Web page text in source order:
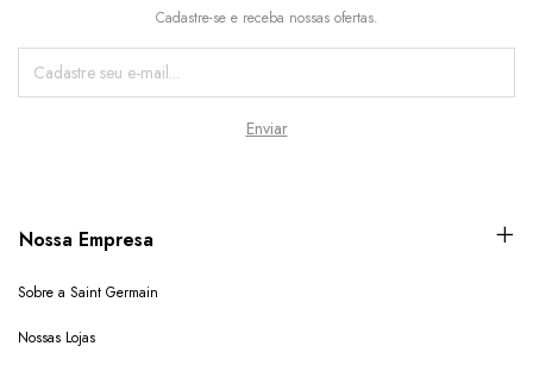
Cadastre-se e receba nossas ofertas.
Nossa Empresa
Sobre a Saint Germain
Nossas Lojas